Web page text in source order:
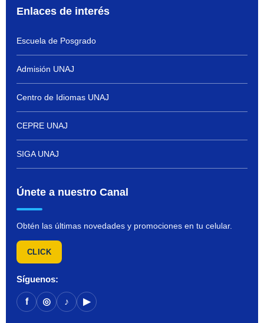
Enlaces de interés
Escuela de Posgrado
Admisión UNAJ
Centro de Idiomas UNAJ
CEPRE UNAJ
SIGA UNAJ
Únete a nuestro Canal
Obtén las últimas novedades y promociones en tu celular.
CLICK
Síguenos:
f ◎ ♪ ▶